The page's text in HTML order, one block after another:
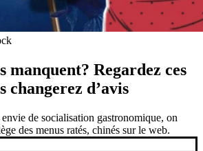
manquent? Regardez ces
changerez d’avis
de socialisation gastronomique, on
des menus ratés, chinés sur le web.